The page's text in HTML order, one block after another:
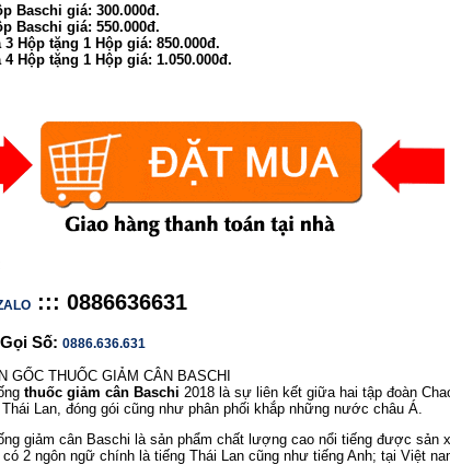
Baschi giá: 300.000đ.
Baschi giá: 550.000đ.
Hộp tặng 1 Hộp giá: 850.000đ.
Hộp tặng 1 Hộp giá: 1.050.000đ.
::: 0886636631
Số: 0886.636.631
GỐC THUỐC GIẢM CÂN BASCHI
thuốc giảm cân Baschi 2018 là sự liên kết giữa hai tập đoàn
Lan, đóng gói cũng như phân phối khắp những nước châu Á.
giảm cân Baschi là sản phẩm chất lượng cao nổi tiếng được sản
có 2 ngôn ngữ chính là tiếng Thái Lan cũng như tiếng Anh; tại Việt